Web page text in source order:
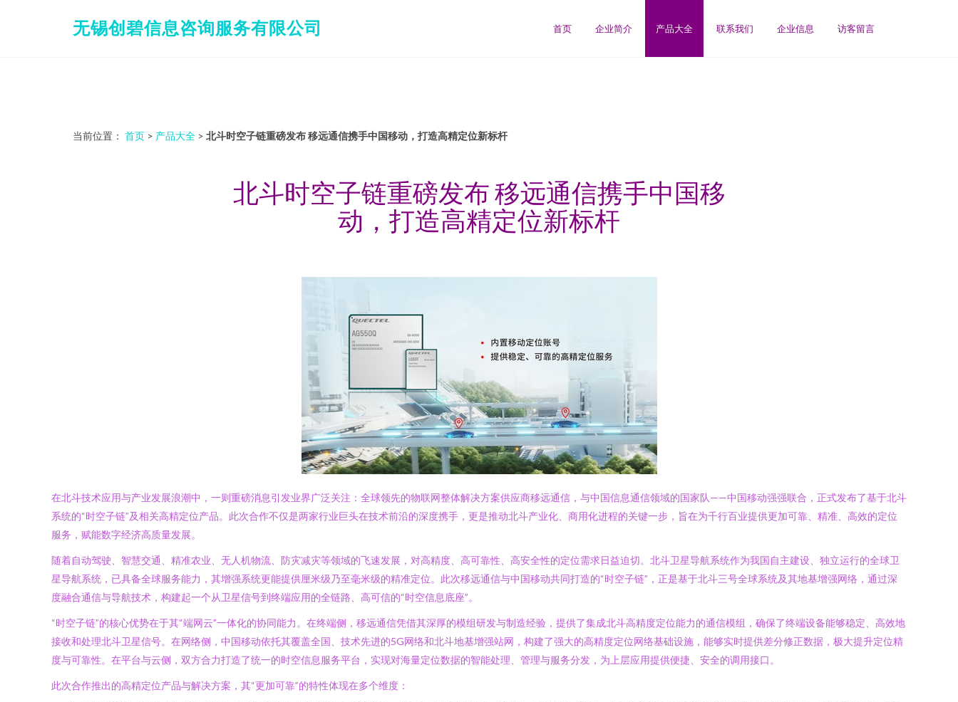
无锡创碧信息咨询服务有限公司 首页 企业简介 产品大全 联系我们 企业信息 访客留言
当前位置： 首页 > 产品大全 > 北斗时空子链重磅发布 移远通信携手中国移动，打造高精定位新标杆
北斗时空子链重磅发布 移远通信携手中国移
动，打造高精定位新标杆
在北斗技术应用与产业发展浪潮中，一则重磅消息引发业界广泛关注：全球领先的物联网整体解决方案供应商移远通信，与中国信息通信领域的国家队——中国移动强强联合，正式发布了基于北斗
系统的“时空子链”及相关高精定位产品。此次合作不仅是两家行业巨头在技术前沿的深度携手，更是推动北斗产业化、商用化进程的关键一步，旨在为千行百业提供更加可靠、精准、高效的定位
服务，赋能数字经济高质量发展。
随着自动驾驶、智慧交通、精准农业、无人机物流、防灾减灾等领域的飞速发展，对高精度、高可靠性、高安全性的定位需求日益迫切。北斗卫星导航系统作为我国自主建设、独立运行的全球卫
星导航系统，已具备全球服务能力，其增强系统更能提供厘米级乃至毫米级的精准定位。此次移远通信与中国移动共同打造的“时空子链”，正是基于北斗三号全球系统及其地基增强网络，通过深
度融合通信与导航技术，构建起一个从卫星信号到终端应用的全链路、高可信的“时空信息底座”。
“时空子链”的核心优势在于其“端网云”一体化的协同能力。在终端侧，移远通信凭借其深厚的模组研发与制造经验，提供了集成北斗高精度定位能力的通信模组，确保了终端设备能够稳定、高效地
接收和处理北斗卫星信号。在网络侧，中国移动依托其覆盖全国、技术先进的5G网络和北斗地基增强站网，构建了强大的高精度定位网络基础设施，能够实时提供差分修正数据，极大提升定位精
度与可靠性。在平台与云侧，双方合力打造了统一的时空信息服务平台，实现对海量定位数据的智能处理、管理与服务分发，为上层应用提供便捷、安全的调用接口。
此次合作推出的高精定位产品与解决方案，其“更加可靠”的特性体现在多个维度：